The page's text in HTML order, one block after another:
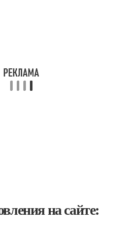
на сайте: